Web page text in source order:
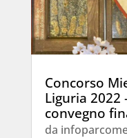
Concorso
Liguria 2022
convegno
da